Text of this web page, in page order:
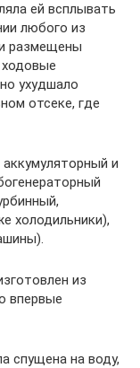
ей всплывать
любого из
размещены
ухудшало
отсеке, где
и
холодильники),
из
впервые
спущена на воду,